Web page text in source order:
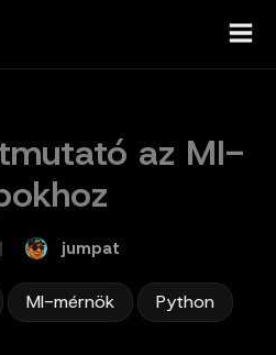
az MI-
jumpat
MI-mérnök Python